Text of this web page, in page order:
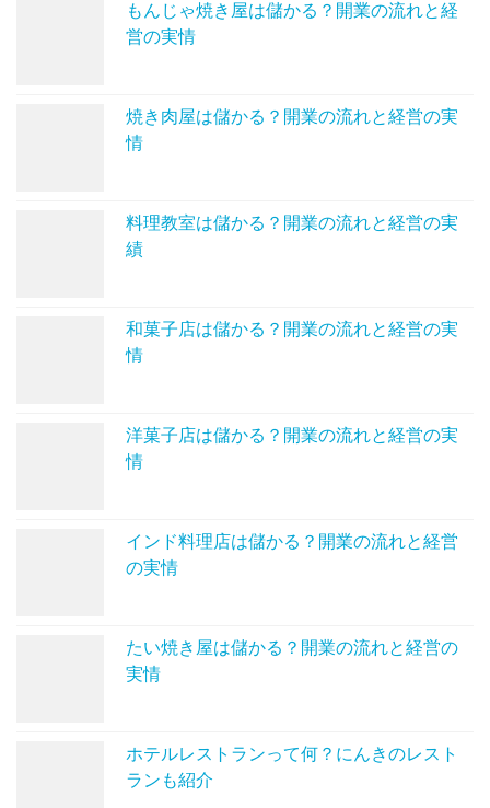
もんじゃ焼き屋は儲かる？開業の流れと経
営の実情
焼き肉屋は儲かる？開業の流れと経営の実
情
料理教室は儲かる？開業の流れと経営の実
績
和菓子店は儲かる？開業の流れと経営の実
情
洋菓子店は儲かる？開業の流れと経営の実
情
インド料理店は儲かる？開業の流れと経営
の実情
たい焼き屋は儲かる？開業の流れと経営の
実情
ホテルレストランって何？にんきのレスト
ランも紹介